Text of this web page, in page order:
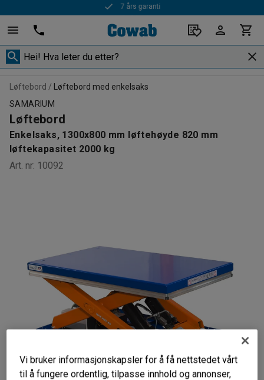
Rask levering
Løftebord
Løftebord med enkelsaks
SAMARIUM
Løftebord
Enkelsaks, 1300x800 mm løftehøyde 820 mm
løftekapasitet 2000 kg
Art. nr: 10092
Vi bruker informasjonskapsler for å få nettstedet vårt
til å fungere ordentlig, tilpasse innhold og annonser,